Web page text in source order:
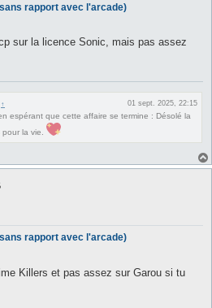
rapport avec l'arcade)
sur la licence Sonic, mais pas assez
↑
01 sept. 2025, 22:15
espérant que cette affaire se termine : Désolé la
pour la vie.
rapport avec l'arcade)
Killers et pas assez sur Garou si tu